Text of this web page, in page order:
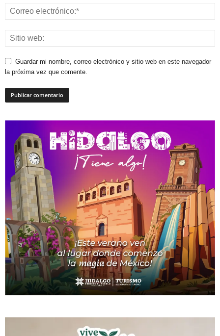
Guardar mi nombre, correo electrónico y sitio web en este navegador
la próxima vez que comente.